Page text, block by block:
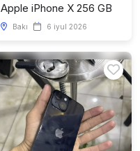
Apple iPhone X 256 GB
Bakı 6 iyul 2026